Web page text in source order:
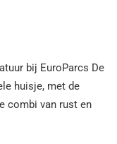
bij EuroParcs De
huisje, met de
combi van rust en